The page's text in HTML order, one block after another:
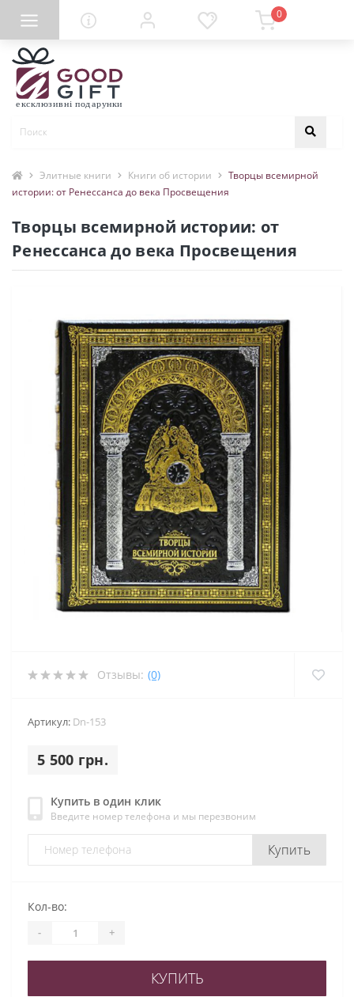
0
Элитные книги Книги об истории
Творцы всемирной
истории: от Ренессанса до века Просвещения
Творцы всемирной истории: от
Ренессанса до века Просвещения
Отзывы: (0)
Артикул: Dn-153
5 500 грн.
Купить в один клик
Введите номер телефона и мы перезвоним
Купить
Кол-во:
- +
КУПИТЬ